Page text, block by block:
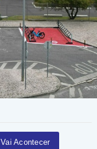
Vai Acontecer